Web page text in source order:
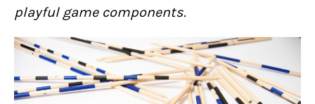
playful game components.